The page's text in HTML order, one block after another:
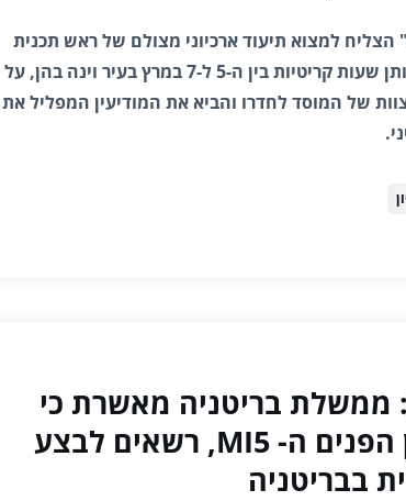
הצליח למצוא תיעוד ארכיוני מצולם של ראש תכנית
הגרעין של סוריה, מאותן שעות קריטיות בין ה-5 ל-7 במרץ בעיר וינה בהן, על
של המוסד לחדרו והביא את המודיעין המפליל את
ממשלת בריטניה מאשרת כי
סוכני מודיעין הפנים ה- MI5, רשאים לבצע
בבריטניה